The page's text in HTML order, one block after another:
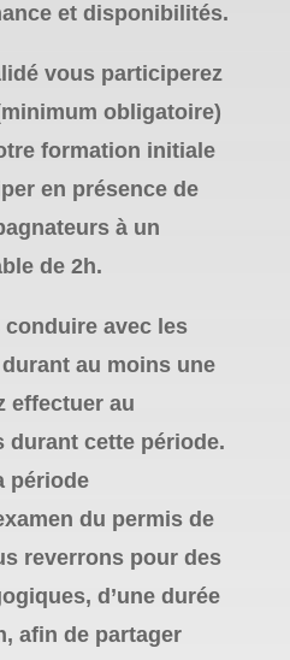
et disponibilités.
vous participerez
obligatoire)
formation initiale
en présence de
à un
de 2h.
avec les
au moins une
effectuer au
durant cette période.
période
du permis de
reverrons pour des
d’une durée
afin de partager